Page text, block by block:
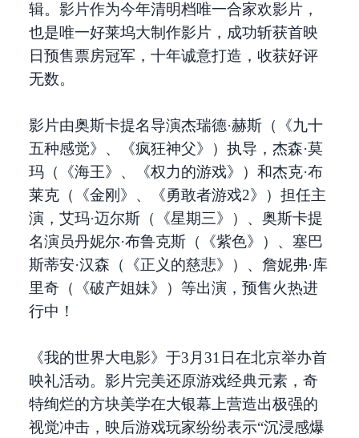
辑。影片作为今年清明档唯一合家欢影片，
也是唯一好莱坞大制作影片，成功斩获首映
日预售票房冠军，十年诚意打造，收获好评
无数。
影片由奥斯卡提名导演杰瑞德·赫斯（《九十
五种感觉》、《疯狂神父》）执导，杰森·莫
玛（《海王》、《权力的游戏》）和杰克·布
莱克（《金刚》、《勇敢者游戏2》）担任主
演，艾玛·迈尔斯（《星期三》）、奥斯卡提
名演员丹妮尔·布鲁克斯（《紫色》）、塞巴
斯蒂安·汉森（《正义的慈悲》）、詹妮弗·库
里奇（《破产姐妹》）等出演，预售火热进
行中！
《我的世界大电影》于3月31日在北京举办首
映礼活动。影片完美还原游戏经典元素，奇
特绚烂的方块美学在大银幕上营造出极强的
视觉冲击，映后游戏玩家纷纷表示“沉浸感爆